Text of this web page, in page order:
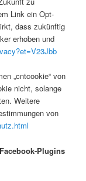
Link ein Opt-
dass zukünftig
erhoben und
„cntcookie“ von
nicht, solange
Weitere
von
Plugins